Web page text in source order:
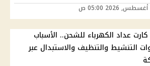
عداد الكهرباء للشحن.. الأسباب
التنشيط والتنظيف والاستبدال عبر